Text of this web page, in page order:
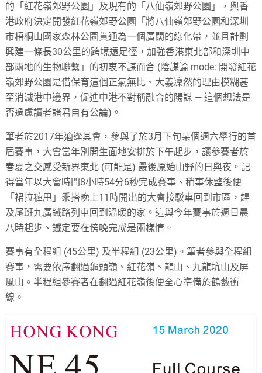
的「紅花嶺郊野公園」及現有的「八仙嶺郊野公園」，與香
港政府決定開發紅花嶺郊野公園「將八仙嶺郊野公園和深圳
市梧桐山國家森林公園貫通為一個廣闊的綠化帶，並且計劃
興建一條長30公里的跨境遠足徑，加強香港東北部和深圳中
部兩地的生物聯繫」的初衷不謀而合 (陰謀論 mode: 開發紅花
嶺郊野公園是借保育這個正氣無比、大義凜然的理由模糊甚
至消滅港中邊界，促進中港不對稱融合的陽謀 — 這個想法是
否過慮讀者諸君自有公論)。
筆者於2017年適逢其會，參與了於3月下旬某個週六舉行的首
屆賽事，大會當年別開生面地安排於下午起步，讓參賽者於
春夏之交感受新界東北 (可能是) 最後原始山野的日與夜。記
得當年以大會時間8小時54分6秒完成賽事、稍事休整後便
「裙拉褲甩」乘搭晚上11時開出的大會接駁車回到市區，趕
及尾班九廣鐵路列車回到溫暖的家。這與今年賽事於週日晨
八時起步、鐵定要在傍晚完成是兩樣情。
賽事有全程組 (45公里) 及半程組 (23公里)。筆者參與全程組
賽事，需要依序翻過龜頭嶺、紅花嶺、龍山、九龍坑山及屏
風山。半程組參賽者在翻過紅花嶺後便全心準備於鶴藪衝
線。